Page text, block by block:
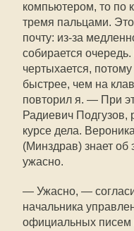
компьютером, то по
тремя пальцами.
почту: из-за
собирается
чертыхается,
быстрее, чем на
повторил я. — При
Радиевич Подгузов,
курсе дела.
(Минздрав) знает об
ужасно.
— Ужасно, —
начальника
официальных писем